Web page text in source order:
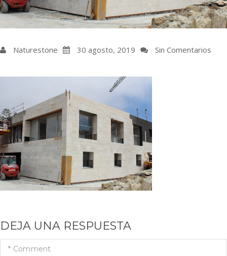
Naturestone 30 agosto, 2019 Sin Comentarios
DEJA UNA RESPUESTA